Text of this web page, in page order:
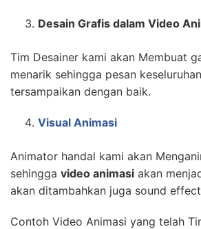
Desain Grafis dalam Video
Tim Desainer kami akan Membuat
menarik sehingga pesan
tersampaikan dengan baik.
Visual Animasi
Animator handal kami akan
sehingga video animasi akan
akan ditambahkan juga sound
Contoh Video Animasi yang telah